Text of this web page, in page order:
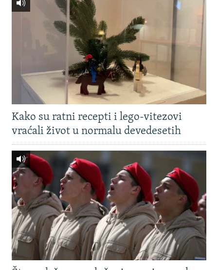
Kako su ratni recepti i lego-vitezovi
vraćali život u normalu devedesetih